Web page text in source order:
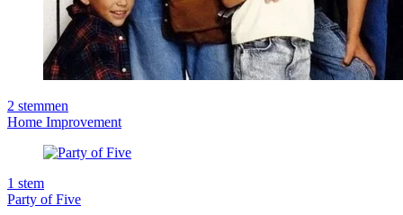
2 stemmen
Home Improvement
1 stem
Party of Five